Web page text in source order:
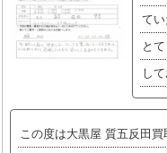
て
と
し
この度は大黒屋 質五反田買